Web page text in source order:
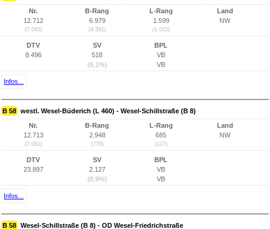
Nr.
12.712
(7.045)
B-Rang
6.979
(4.591)
L-Rang
1.599
(1.015)
Land
NW
DTV
8.496
SV
518
(6,1%)
BPL
VB
VB
Infos...
B 58 westl. Wesel-Büderich (L 460) - Wesel-Schillstraße (B 8)
Nr.
12.713
(7.081)
B-Rang
2.948
(779)
L-Rang
685
(127)
Land
NW
DTV
23.897
SV
2.127
(8,9%)
BPL
VB
VB
Infos...
B 58 Wesel-Schillstraße (B 8) - OD Wesel-Friedrichstraße